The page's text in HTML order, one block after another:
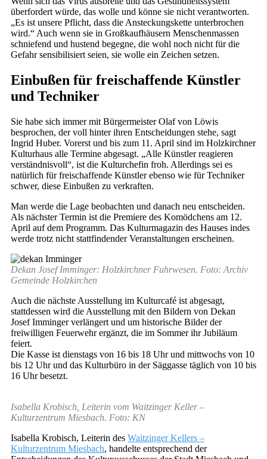
überfordert würde, das wolle und könne sie nicht verantworten.
„Es ist unsere Pflicht, dass die Ansteckungskette unterbrochen
wird.“ Auch wenn sie in Großkaufhäusern Menschenmassen
schniefend und hustend begegne, die wohl noch nicht für die
Gefahr sensibilisiert seien, sie wolle ein Zeichen setzen.
Einbußen für freischaffende Künstler
und Techniker
Sie habe sich immer mit Bürgermeister Olaf von Löwis
besprochen, der voll hinter ihren Entscheidungen stehe, sagt
Ingrid Huber. Vorerst und bis zum 11. April sind im Holzkirchner
Kulturhaus alle Termine abgesagt. „Alle Künstler reagieren
verständnisvoll“, ist die Kulturchefin froh. Allerdings sei es
natürlich für freischaffende Künstler ebenso wie für Techniker
schwer, diese Einbußen zu verkraften.
Man werde die Lage beobachten und danach neu entscheiden.
Als nächster Termin ist die Premiere des Komödchens am 12.
April auf dem Programm. Das Kulturmagazin des Hauses indes
werde trotz nicht stattfindender Veranstaltungen erscheinen.
Dekan Josef Imminger: Holzkirchner Fuhrwesen. Foto: Archiv
Gemeinde Holzkirchen
Auch die nächste Ausstellung im Kulturcafé ist abgesagt,
stattdessen wird die Ausstellung mit den Bildern von Dekan
Josef Imminger verlängert und um historische Bilder der
freiwilligen Feuerwehr ergänzt, die im Sommer ihr Jubiläum
feiert.
Die Kasse ist dienstags von 16 bis 18 Uhr und mittwochs von 10
bis 12 Uhr und das Kulturbüro in der Säggasse täglich von 10 bis
16 Uhr besetzt.
Isabella Krobisch, Leiterin vom Waitzinger Keller –
Kulturzentrum Miesbach. Foto: KN
Isabella Krobisch, Leiterin des Waitzinger Kellers –
Kulturzentrum Miesbach, handelte entsprechend der